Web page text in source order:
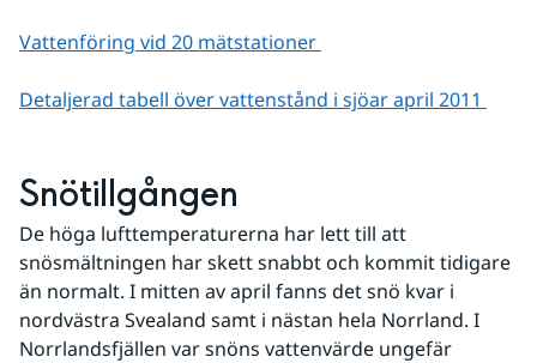
Vattenföring vid 20 mätstationer
Detaljerad tabell över vattenstånd i sjöar april 2011
Snötillgången
De höga lufttemperaturerna har lett till att
snösmältningen har skett snabbt och kommit tidigare
än normalt. I mitten av april fanns det snö kvar i
nordvästra Svealand samt i nästan hela Norrland. I
Norrlandsfjällen var snöns vattenvärde ungefär